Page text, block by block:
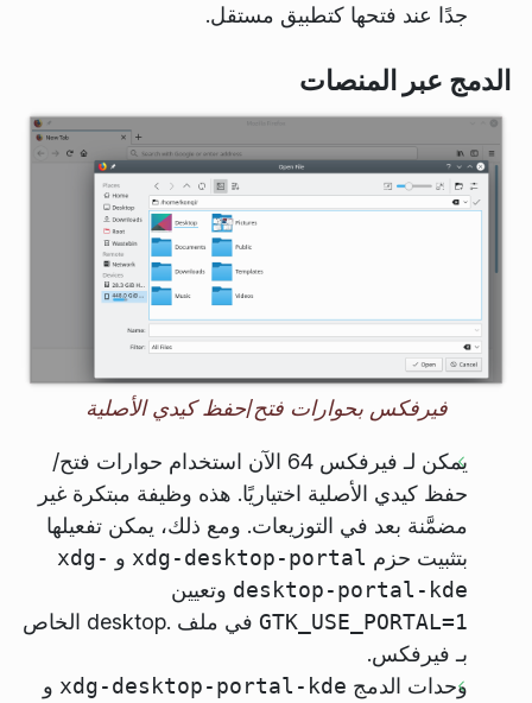
جدًا عند فتحها كتطبيق مستقل.
الدمج عبر المنصات
فيرفكس بحوارات فتح/حفظ كيدي الأصلية
يمكن لـ فيرفكس 64 الآن استخدام حوارات فتح/
حفظ كيدي الأصلية اختياريًا. هذه وظيفة مبتكرة غير
مضمَّنة بعد في التوزيعات. ومع ذلك، يمكن تفعيلها
بتثبيت حزم xdg-desktop-portal و xdg-
desktop-portal-kde وتعيين
GTK_USE_PORTAL=1
في ملف .desktop الخاص
بـ فيرفكس.
وحدات الدمج xdg-desktop-portal-kde و